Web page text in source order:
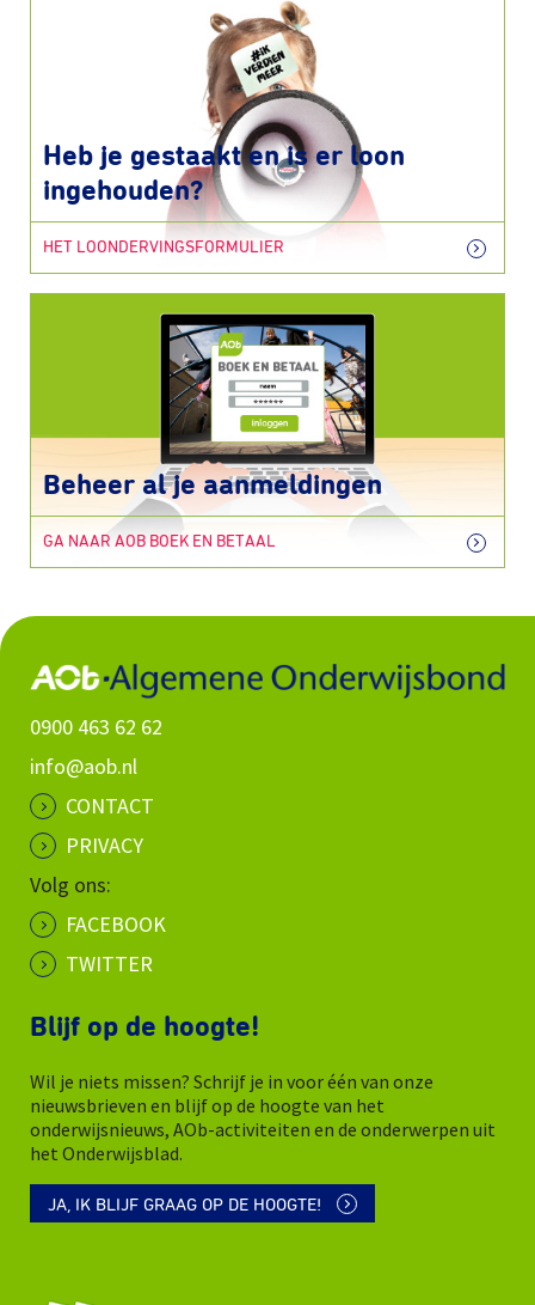
Heb je gestaakt en is er loon
ingehouden?
HET LOONDERVINGSFORMULIER
Beheer al je aanmeldingen
GA NAAR AOB BOEK EN BETAAL
0900 463 62 62
info@aob.nl
CONTACT
PRIVACY
Volg ons:
FACEBOOK
TWITTER
Blijf op de hoogte!
Wil je niets missen? Schrijf je in voor één van onze
nieuwsbrieven en blijf op de hoogte van het
onderwijsnieuws, AOb-activiteiten en de onderwerpen uit
het Onderwijsblad.
JA, IK BLIJF GRAAG OP DE HOOGTE!